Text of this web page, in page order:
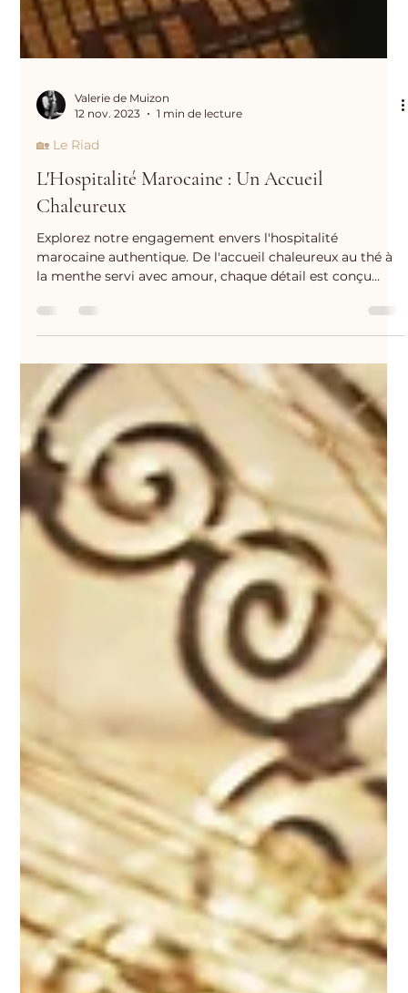
1 min de lecture
L'Hospitalité Marocaine : Un Accueil
Chaleureux
Explorez notre engagement envers l'hospitalité
marocaine authentique. De l'accueil chaleureux au thé à
la menthe servi avec amour, chaque détail est conçu
pour faire de votre séjour une expérience mémorable.